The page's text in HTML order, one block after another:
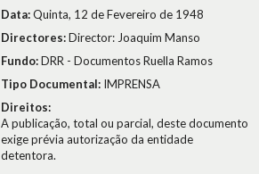
Data:Quinta, 12 de Fevereiro de 1948
Directores:Director: Joaquim Manso
Fundo:DRR - Documentos Ruella Ramos
Tipo Documental: IMPRENSA
Direitos:
A publicação, total ou parcial, deste documento
exige prévia autorização da entidade
detentora.